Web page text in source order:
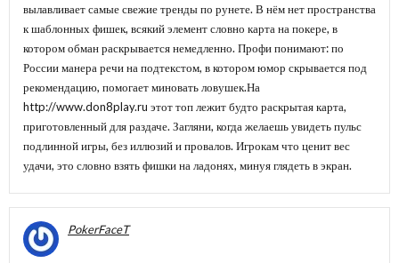
вылавливает самые свежие тренды по рунете. В нём нет пространства
к шаблонных фишек, всякий элемент словно карта на покере, в
котором обман раскрывается немедленно. Профи понимают: по
России манера речи на подтекстом, в котором юмор скрывается под
рекомендацию, помогает миновать ловушек.На
http://www.don8play.ru этот топ лежит будто раскрытая карта,
приготовленный для раздаче. Загляни, когда желаешь увидеть пульс
подлинной игры, без иллюзий и провалов. Игрокам что ценит вес
удачи, это словно взять фишки на ладонях, минуя глядеть в экран.
PokerFaceT